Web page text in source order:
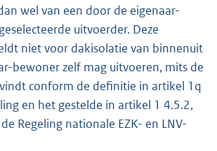
wel van een door de eigenaar-
uitvoerder. Deze
niet voor dakisolatie van binnenuit
bewoner zelf mag uitvoeren, mits de
conform de definitie in artikel 1q
en het gestelde in artikel 1 4.5.2,
Regeling nationale EZK- en LNV-